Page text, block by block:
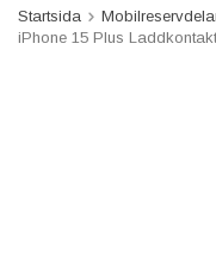
Startsida
iPhone 15 Plus